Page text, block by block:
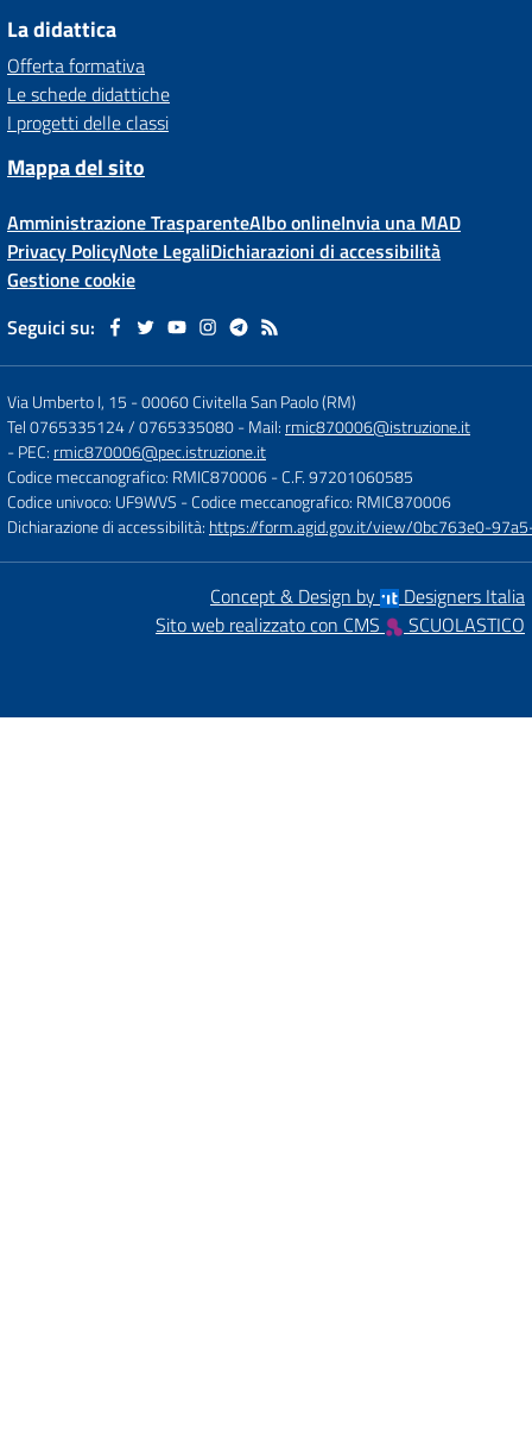
La didattica
Offerta formativa
Le schede didattiche
I progetti delle classi
Mappa del sito
Amministrazione TrasparenteAlbo onlineInvia una MAD
Privacy PolicyNote LegaliDichiarazioni di accessibilità
Gestione cookie
Seguici su:
Via Umberto I, 15 -00060 Civitella San Paolo (RM)
Tel 0765335124 / 0765335080- Mail: rmic870006@istruzione.it
- PEC: rmic870006@pec.istruzione.it
Codice meccanografico: RMIC870006- C.F. 97201060585
Codice univoco: UF9WVS - Codice meccanografico: RMIC870006
Dichiarazione di accessibilità: https://form.agid.gov.it/view/0bc763e0-
Concept & Design by
Designers Italia
Sito web realizzato con CMS
SCUOLASTICO